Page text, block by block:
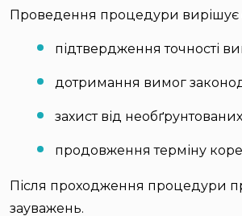
Проведення процедури вирішує
підтвердження точності
дотримання вимог
захист від
продовження терміну
Після проходження процедури
зауважень.